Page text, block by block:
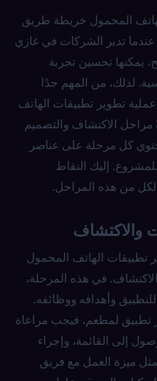
المحمول خريطة طريق
تدير الشركات في غازي
يمكنها تحسين تجربة
لذلك، من المهم جدًا
تطوير تطبيقات الهاتف
الاكتشاف والتصميم
كل مرحلة على عناصر
إليك النقاط
من هذه المراحل.
والاكتشاف
تطبيقات الهاتف المحمول
في هذه المرحلة،
وأهدافه ووظائفه.
تطبيق لمطعم، فيجب مراعاة
إلى القائمة، وإجراء
ميزة العمل مع فريق